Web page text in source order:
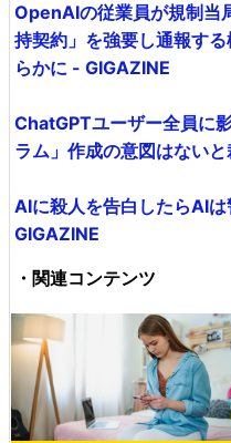
OpenAIの従業員が規制当
持契約」を強要し通報す
らかに - GIGAZINE
ChatGPTユーザー全員に
ラム」作成の意図はない
AIに殺人を告白したらAI
GIGAZINE
・関連コンテンツ